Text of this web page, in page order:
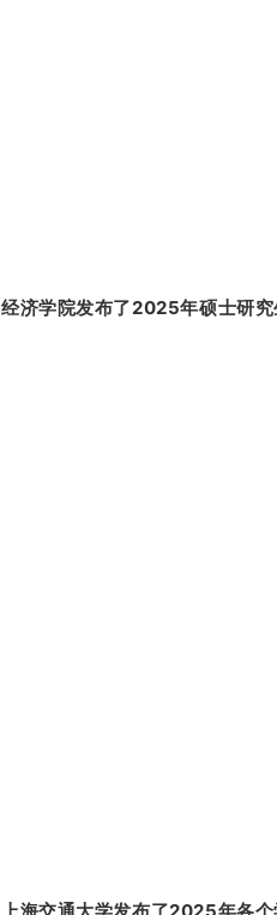
经济学院发布了2025年硕士研究
上海交通大学发布了2025年各